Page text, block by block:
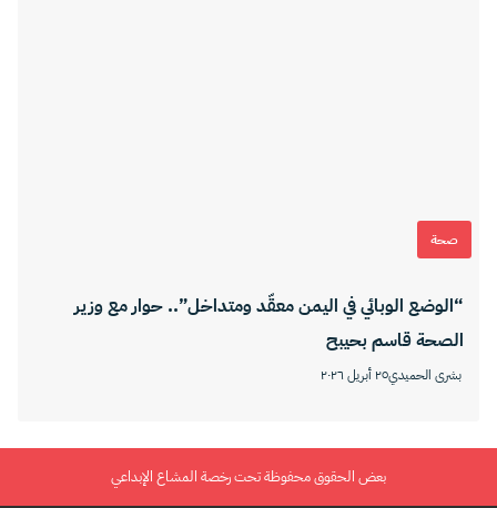
صحة
“الوضع الوبائي في اليمن معقّد ومتداخل”.. حوار مع وزير
الصحة قاسم بحيبح
بشرى الحميدي٢٥ أبريل ٢٠٢٦
بعض الحقوق محفوظة تحت رخصة المشاع الإبداعي